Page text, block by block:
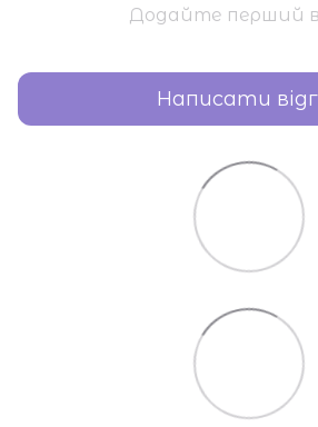
Додайте перший
Написати